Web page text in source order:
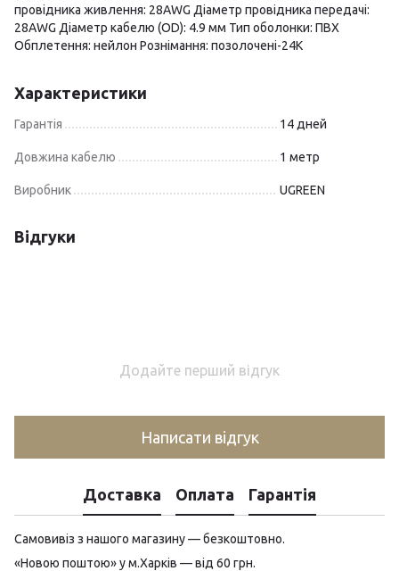
провідника живлення: 28AWG Діаметр провідника передачі:
28AWG Діаметр кабелю (OD): 4.9 мм Тип оболонки: ПВХ
Обплетення: нейлон Рознімання: позолочені-24К
Характеристики
Гарантія 14 дней
Довжина кабелю 1 метр
Виробник UGREEN
Відгуки
Додайте перший відгук
Написати відгук
Доставка Оплата Гарантія
Самовивіз з нашого магазину — безкоштовно.
«Новою поштою» у м.Харків — від 60 грн.